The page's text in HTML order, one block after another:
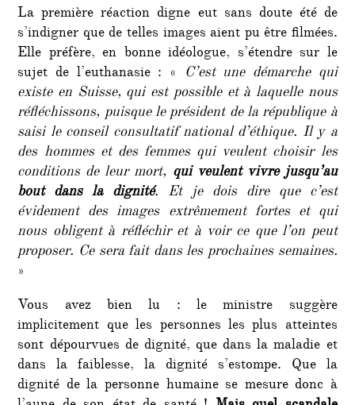
La première réaction digne eut sans doute été de
s’indigner que de telles images aient pu être filmées.
Elle préfère, en bonne idéologue, s’étendre sur le
sujet de l’euthanasie : « C’est une démarche qui
existe en Suisse, qui est possible et à laquelle nous
réfléchissons, puisque le président de la république à
saisi le conseil consultatif national d’éthique. Il y a
des hommes et des femmes qui veulent choisir les
conditions de leur mort, qui veulent vivre jusqu’au
bout dans la dignité. Et je dois dire que c’est
évidement des images extrêmement fortes et qui
nous obligent à réfléchir et à voir ce que l’on peut
proposer. Ce sera fait dans les prochaines semaines.
»
Vous avez bien lu : le ministre suggère
implicitement que les personnes les plus atteintes
sont dépourvues de dignité, que dans la maladie et
dans la faiblesse, la dignité s’estompe. Que la
dignité de la personne humaine se mesure donc à